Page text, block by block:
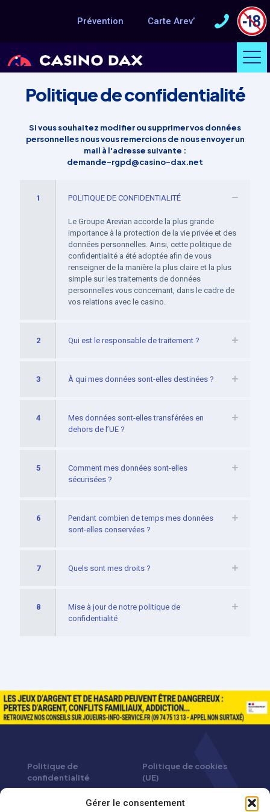
Gérer le consentement
Prévention Carte Arev’
Politique de confidentialité
Si vous souhaitez modifier ou supprimer vos données
personnelles nous vous remercions de nous envoyer un
mail à l'adresse suivante :
demande-rgpd@casino-dax.net
1 POLITIQUE DE CONFIDENTIALITÉ
Le Groupe Arevian accorde la plus grande
importance à la protection de la vie privée et des
données personnelles. Ainsi, cette politique de
confidentialité a été adoptée afin de vous
renseigner de la manière la plus claire et la plus
simple sur les traitements de données
personnelles vous concernant, dans le cadre de
vos relations avec le casino.
2 Qui est le responsable de traitement ?
3 À qui mes données sont-elles destinées ?
4
Mes données sont-elles transférées en
dehors de l’UE ?
5
Comment mes données sont-elles
sécurisées ?
6
Pendant combien de temps mes données
sont-elles conservées ?
7 Quels sont mes droits ?
8
Mise à jour de notre politique de
confidentialité
Politique de
confidentialité
Politique de cookies
(UE)